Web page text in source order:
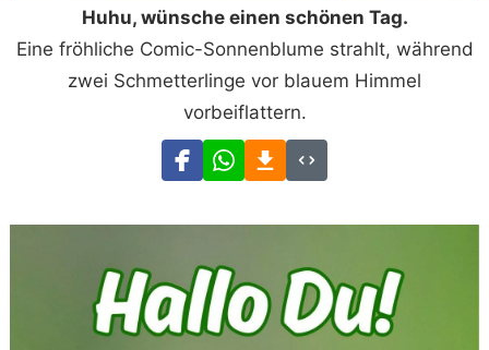
Huhu, wünsche einen schönen Tag.
Eine fröhliche Comic-Sonnenblume strahlt, während
zwei Schmetterlinge vor blauem Himmel
vorbeiflattern.